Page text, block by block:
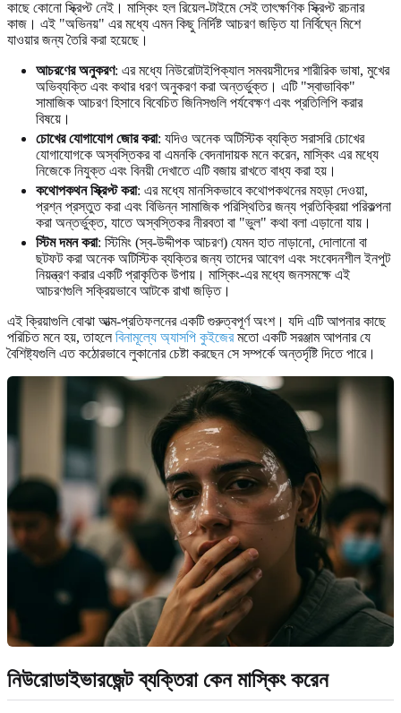
কাছে কোনো স্ক্রিপ্ট নেই। মাস্কিং হল রিয়েল-টাইমে সেই তাৎক্ষণিক স্ক্রিপ্ট রচনার
কাজ। এই "অভিনয়" এর মধ্যে এমন কিছু নির্দিষ্ট আচরণ জড়িত যা নির্বিঘ্নে মিশে
যাওয়ার জন্য তৈরি করা হয়েছে।
আচরণের অনুকরণ: এর মধ্যে নিউরোটাইপিক্যাল সমবয়সীদের শারীরিক ভাষা, মুখের
অভিব্যক্তি এবং কথার ধরণ অনুকরণ করা অন্তর্ভুক্ত। এটি "স্বাভাবিক"
সামাজিক আচরণ হিসাবে বিবেচিত জিনিসগুলি পর্যবেক্ষণ এবং প্রতিলিপি করার
বিষয়ে।
চোখের যোগাযোগ জোর করা: যদিও অনেক অটিস্টিক ব্যক্তি সরাসরি চোখের
যোগাযোগকে অস্বস্তিকর বা এমনকি বেদনাদায়ক মনে করেন, মাস্কিং এর মধ্যে
নিজেকে নিযুক্ত এবং বিনয়ী দেখাতে এটি বজায় রাখতে বাধ্য করা হয়।
কথোপকথন স্ক্রিপ্ট করা: এর মধ্যে মানসিকভাবে কথোপকথনের মহড়া দেওয়া,
প্রশ্ন প্রস্তুত করা এবং বিভিন্ন সামাজিক পরিস্থিতির জন্য প্রতিক্রিয়া পরিকল্পনা
করা অন্তর্ভুক্ত, যাতে অস্বস্তিকর নীরবতা বা "ভুল" কথা বলা এড়ানো যায়।
স্টিম দমন করা: স্টিমিং (স্ব-উদ্দীপক আচরণ) যেমন হাত নাড়ানো, দোলানো বা
ছটফট করা অনেক অটিস্টিক ব্যক্তির জন্য তাদের আবেগ এবং সংবেদনশীল ইনপুট
নিয়ন্ত্রণ করার একটি প্রাকৃতিক উপায়। মাস্কিং-এর মধ্যে জনসমক্ষে এই
আচরণগুলি সক্রিয়ভাবে আটকে রাখা জড়িত।
এই ক্রিয়াগুলি বোঝা আত্ম-প্রতিফলনের একটি গুরুত্বপূর্ণ অংশ। যদি এটি আপনার কাছে
পরিচিত মনে হয়, তাহলেবিনামূল্যে অ্যাসপি কুইজেরমতো একটি সরঞ্জাম আপনার যে
বৈশিষ্ট্যগুলি এত কঠোরভাবে লুকানোর চেষ্টা করছেন সে সম্পর্কে অন্তর্দৃষ্টি দিতে পারে।
নিউরোডাইভারজেন্ট ব্যক্তিরা কেন মাস্কিং করেন